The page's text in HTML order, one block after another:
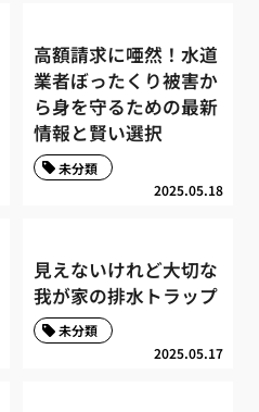
高額請求に唖然！水道
業者ぼったくり被害か
ら身を守るための最新
情報と賢い選択
2025.05.18
未分類
見えないけれど大切な
我が家の排水トラップ
2025.05.17
未分類